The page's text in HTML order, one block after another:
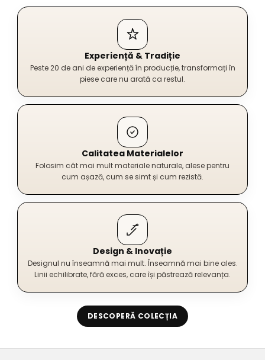
Experiență & Tradiție
Peste 20 de ani de experiență în producție, transformați în
piese care nu arată ca restul.
Calitatea Materialelor
Folosim cât mai mult materiale naturale, alese pentru
cum așază, cum se simt și cum rezistă.
Design & Inovație
Designul nu înseamnă mai mult. Înseamnă mai bine ales.
Linii echilibrate, fără exces, care își păstrează relevanța.
DESCOPERĂ COLECȚIA